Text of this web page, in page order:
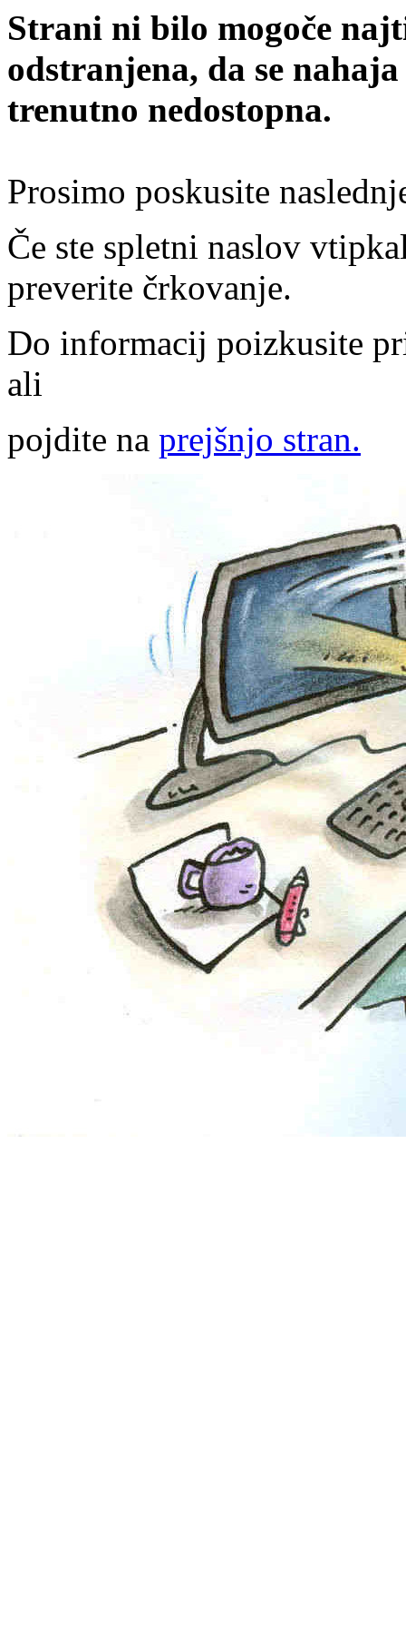
Strani ni bilo mogoče
odstranjena, da se
trenutno nedostopna.
Prosimo poskusite
Če ste spletni naslov
preverite črkovanje.
Do informacij poizkusite
ali
pojdite na prejšnjo stran.